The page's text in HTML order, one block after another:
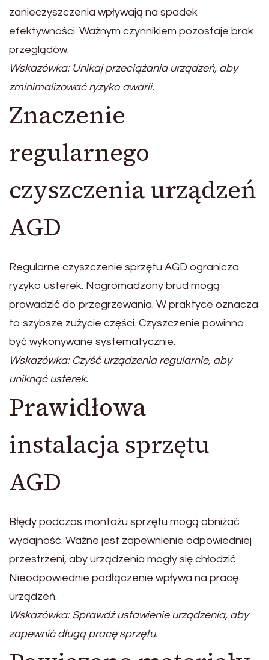
zanieczyszczenia wpływają na spadek
efektywności. Ważnym czynnikiem pozostaje brak
przeglądów.
Wskazówka: Unikaj przeciążania urządzeń, aby
zminimalizować ryzyko awarii.
Znaczenie
regularnego
czyszczenia urządzeń
AGD
Regularne czyszczenie sprzętu AGD ogranicza
ryzyko usterek. Nagromadzony brud mogą
prowadzić do przegrzewania. W praktyce oznacza
to szybsze zużycie części. Czyszczenie powinno
być wykonywane systematycznie.
Wskazówka: Czyść urządzenia regularnie, aby
uniknąć usterek.
Prawidłowa
instalacja sprzętu
AGD
Błędy podczas montażu sprzętu mogą obniżać
wydajność. Ważne jest zapewnienie odpowiedniej
przestrzeni, aby urządzenia mogły się chłodzić.
Nieodpowiednie podłączenie wpływa na pracę
urządzeń.
Wskazówka: Sprawdź ustawienie urządzenia, aby
zapewnić długą pracę sprzętu.